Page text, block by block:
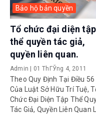
Bảo hộ bản quyền
Tổ chức đại diện tập
thể quyền tác giả,
quyền liên quan.
Admin 01 ThГЎng 4, 2011
Theo Quy Định Tại Điều 56
Của Luật Sở Hữu Trí Tuệ,
Chức Đại Diện Tập Thể
Tác Giả, Quyền Liên Quan